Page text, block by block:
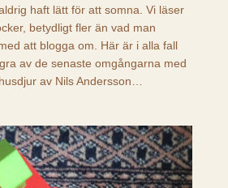
haft lätt för att somna. Vi läser
betydligt fler än vad man
att blogga om. Här är i alla fall
av de senaste omgångarna med
av Nils Andersson…